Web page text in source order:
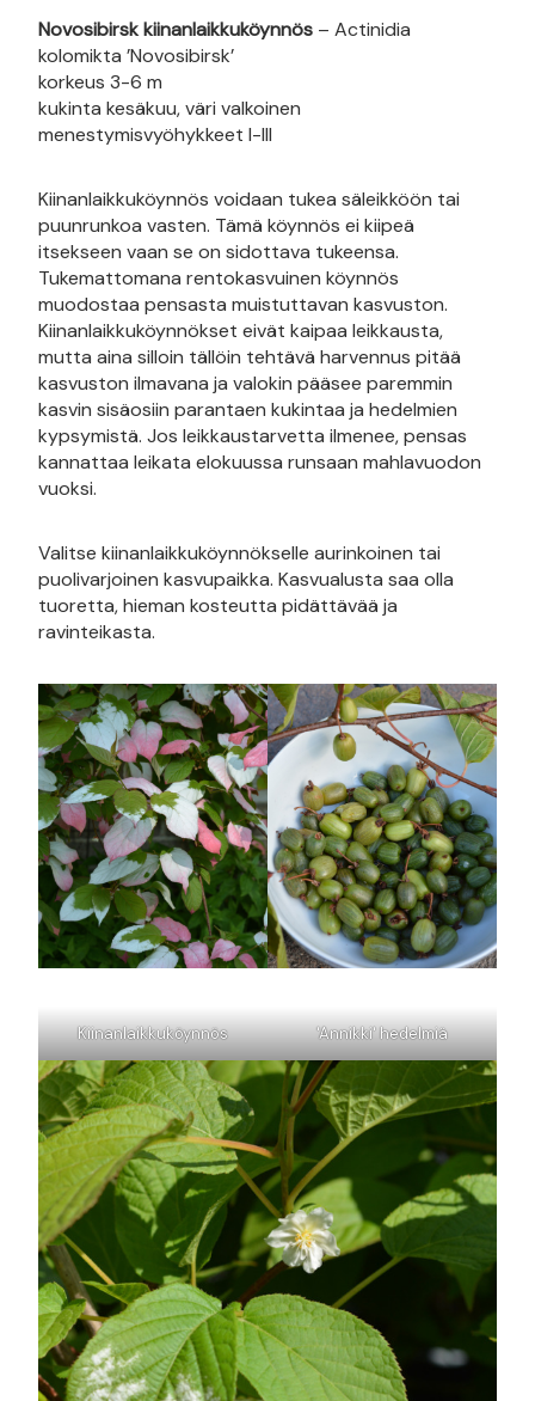
Novosibirsk kiinanlaikkuköynnös – Actinidia
kolomikta ’Novosibirsk’
korkeus 3-6 m
kukinta kesäkuu, väri valkoinen
menestymisvyöhykkeet I-III
Kiinanlaikkuköynnös voidaan tukea säleikköön tai
puunrunkoa vasten. Tämä köynnös ei kiipeä
itsekseen vaan se on sidottava tukeensa.
Tukemattomana rentokasvuinen köynnös
muodostaa pensasta muistuttavan kasvuston.
Kiinanlaikkuköynnökset eivät kaipaa leikkausta,
mutta aina silloin tällöin tehtävä harvennus pitää
kasvuston ilmavana ja valokin pääsee paremmin
kasvin sisäosiin parantaen kukintaa ja hedelmien
kypsymistä. Jos leikkaustarvetta ilmenee, pensas
kannattaa leikata elokuussa runsaan mahlavuodon
vuoksi.
Valitse kiinanlaikkuköynnökselle aurinkoinen tai
puolivarjoinen kasvupaikka. Kasvualusta saa olla
tuoretta, hieman kosteutta pidättävää ja
ravinteikasta.
Kiinanlaikkuköynnös 'Annikki' hedelmiä